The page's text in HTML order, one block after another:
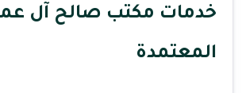
خدمات مكتب صالح آل
المعتمدة